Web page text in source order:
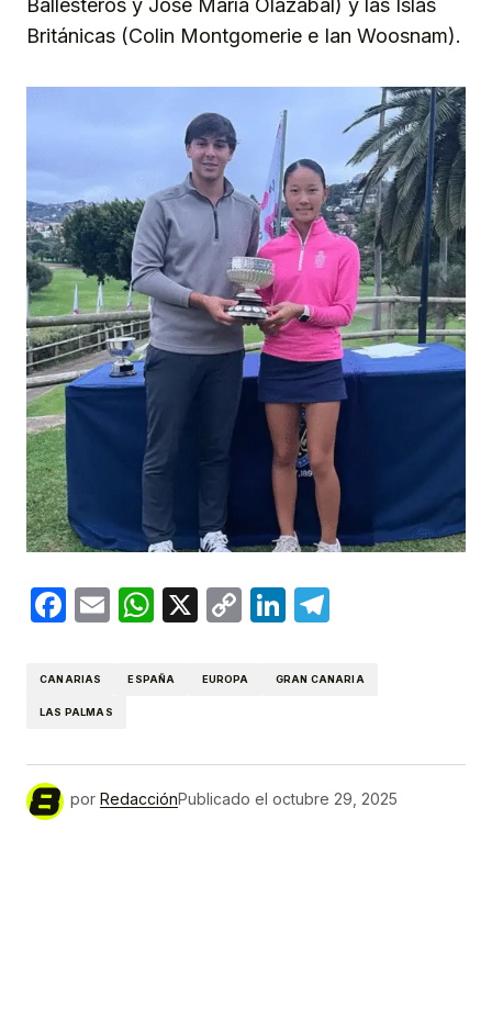
Ballesteros y José María Olazábal) y las Islas
Británicas (Colin Montgomerie e Ian Woosnam).
Facebook
EmailWhatsApp
X
CopyLinkedIn
CANARIAS ESPAÑA EUROPA GRAN CANARIA
LAS PALMAS
por RedacciónPublicado el octubre 29, 2025